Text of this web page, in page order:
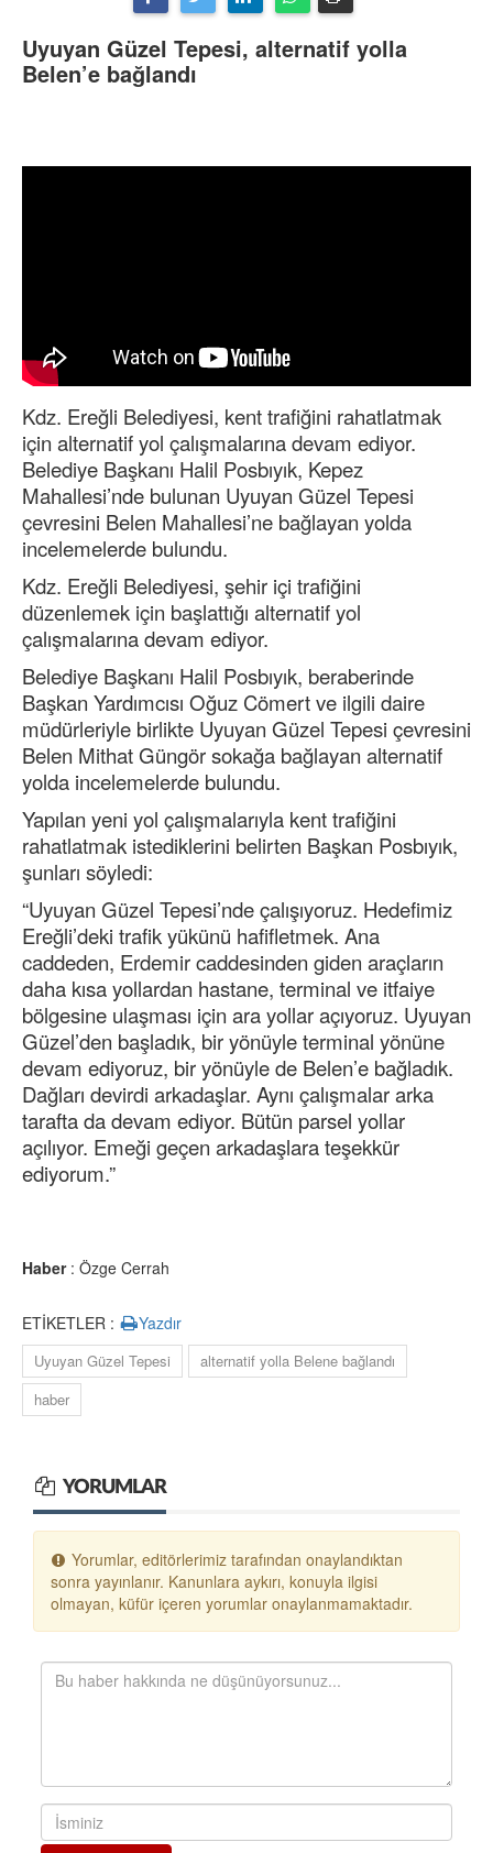
Uyuyan Güzel Tepesi, alternatif yolla
Belen’e bağlandı
Kdz. Ereğli Belediyesi, kent trafiğini rahatlatmak
için alternatif yol çalışmalarına devam ediyor.
Belediye Başkanı Halil Posbıyık, Kepez
Mahallesi’nde bulunan Uyuyan Güzel Tepesi
çevresini Belen Mahallesi’ne bağlayan yolda
incelemelerde bulundu.
Kdz. Ereğli Belediyesi, şehir içi trafiğini
düzenlemek için başlattığı alternatif yol
çalışmalarına devam ediyor.
Belediye Başkanı Halil Posbıyık, beraberinde
Başkan Yardımcısı Oğuz Cömert ve ilgili daire
müdürleriyle birlikte Uyuyan Güzel Tepesi çevresini
Belen Mithat Güngör sokağa bağlayan alternatif
yolda incelemelerde bulundu.
Yapılan yeni yol çalışmalarıyla kent trafiğini
rahatlatmak istediklerini belirten Başkan Posbıyık,
şunları söyledi:
“Uyuyan Güzel Tepesi’nde çalışıyoruz. Hedefimiz
Ereğli’deki trafik yükünü hafifletmek. Ana
caddeden, Erdemir caddesinden giden araçların
daha kısa yollardan hastane, terminal ve itfaiye
bölgesine ulaşması için ara yollar açıyoruz. Uyuyan
Güzel’den başladık, bir yönüyle terminal yönüne
devam ediyoruz, bir yönüyle de Belen’e bağladık.
Dağları devirdi arkadaşlar. Aynı çalışmalar arka
tarafta da devam ediyor. Bütün parsel yollar
açılıyor. Emeği geçen arkadaşlara teşekkür
ediyorum.”
Haber: Özge Cerrah
ETİKETLER : Yazdır
Uyuyan Güzel Tepesi
alternatif yolla Belene bağlandı
haber
YORUMLAR
Yorumlar, editörlerimiz tarafından onaylandıktan
sonra yayınlanır. Kanunlara aykırı, konuyla ilgisi
olmayan, küfür içeren yorumlar onaylanmamaktadır.